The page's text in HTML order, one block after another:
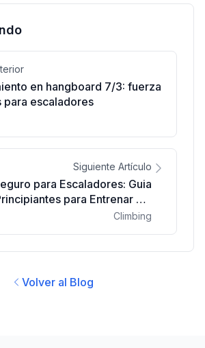
en hangboard 7/3: fuerza
para escaladores
Siguiente Artículo
para Escaladores: Guia
para Entrenar Sin
Lesiones
Climbing
Volver al Blog